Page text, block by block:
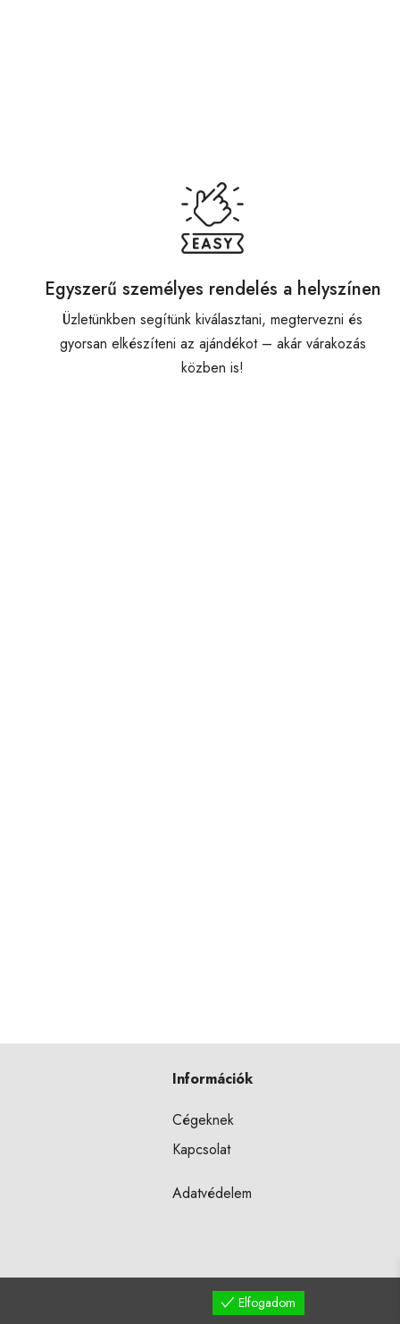
Egyszerű személyes rendelés a helyszínen
Üzletünkben segítünk kiválasztani, megtervezni és
gyorsan elkészíteni az ajándékot – akár várakozás
közben is!
Információk
Cégeknek
Kapcsolat
Adatvédelem
Elfogadom